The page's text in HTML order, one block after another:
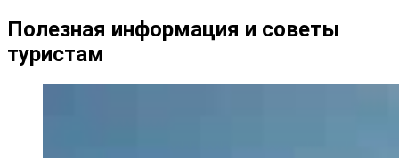
Полезная информация и советы
туристам